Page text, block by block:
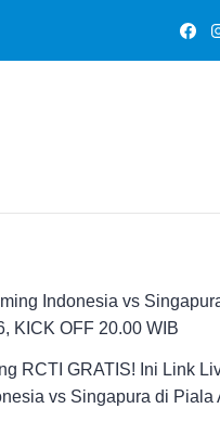
Indonesia vs
KICK OFF 20.00 WIB
RCTI GRATIS! Ini Link
vs Singapura di Piala